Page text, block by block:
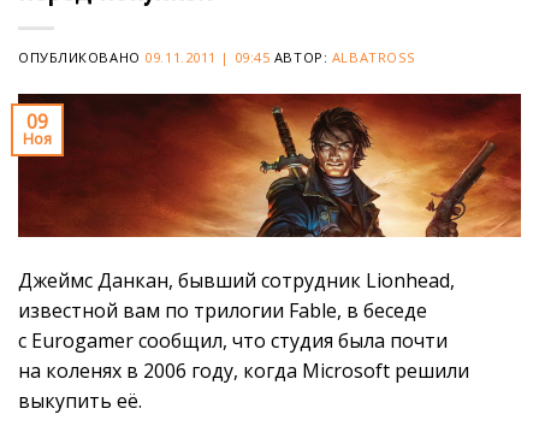
ОПУБЛИКОВАНО 09.11.2011 | 09:45 АВТОР: ALBATROSS
09
Ноя
Джеймс Данкан, бывший сотрудник Lionhead,
известной вам по трилогии Fable, в беседе
с Eurogamer сообщил, что студия была почти
на коленях в 2006 году, когда Microsoft решили
выкупить её.